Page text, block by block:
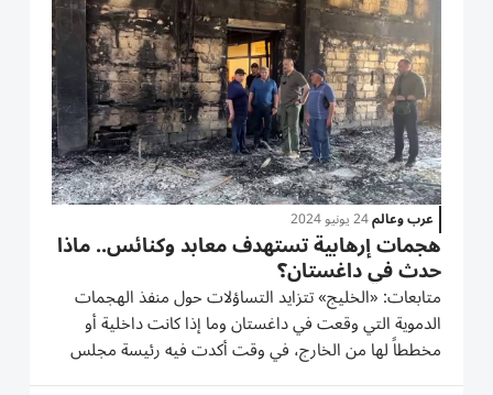
عرب وعالم24 يونيو 2024
هجمات إرهابية تستهدف معابد وكنائس.. ماذا
حدث في داغستان؟
متابعات: «الخليج» تتزايد التساؤلات حول منفذ الهجمات
الدموية التي وقعت في داغستان وما إذا كانت داخلية أو
مخططاً لها من الخارج، في وقت أكدت فيه رئيسة مجلس
الاتحاد الروسي فالنتينا ماتفيينكو، أن الهجوم الإرهابي الذي